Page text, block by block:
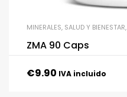
MINERALES, SALUD Y BIENESTAR,
ZMA 90 Caps
€9.90 IVA incluido